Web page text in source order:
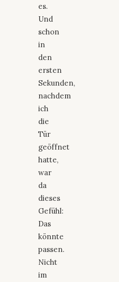
es.
Und
schon
in
den
ersten
Sekunden,
nachdem
ich
die
Tür
geöffnet
hatte,
war
da
dieses
Gefühl:
Das
könnte
passen.
Nicht
im